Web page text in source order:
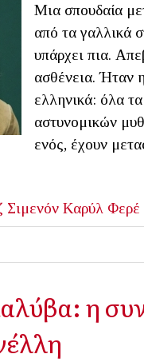
Μια σπουδαία
από τα γαλλικά
υπάρχει πια.
ασθένεια. Ήταν
ελληνικά: όλα
αστυνομικών
ενός, έχουν
Σιμενόν Καρύλ Φερέ
η